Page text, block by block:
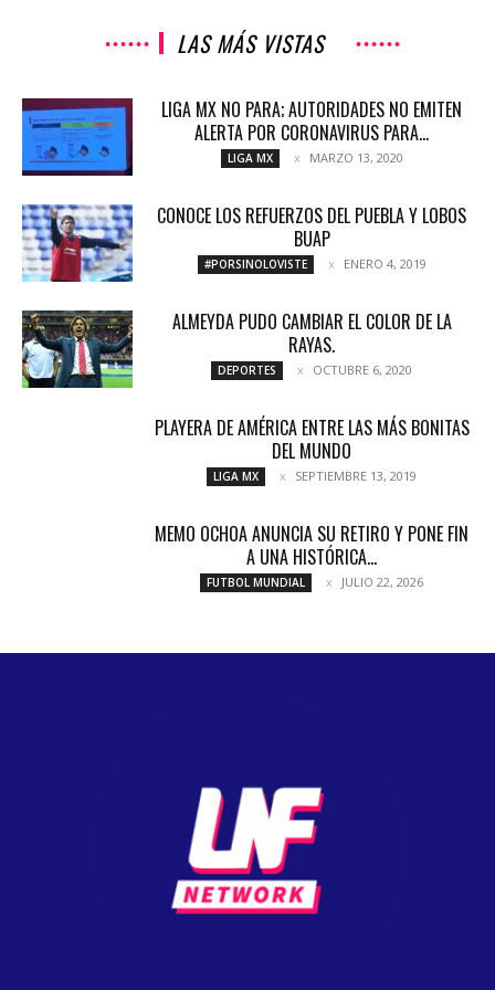
LAS MÁS VISTAS
LIGA MX NO PARA; AUTORIDADES NO EMITEN
ALERTA POR CORONAVIRUS PARA...
LIGA MX MARZO 13, 2020
CONOCE LOS REFUERZOS DEL PUEBLA Y LOBOS
BUAP
#PORSINOLOVISTE ENERO 4, 2019
ALMEYDA PUDO CAMBIAR EL COLOR DE LA
RAYAS.
DEPORTES OCTUBRE 6, 2020
PLAYERA DE AMÉRICA ENTRE LAS MÁS BONITAS
DEL MUNDO
LIGA MX SEPTIEMBRE 13, 2019
MEMO OCHOA ANUNCIA SU RETIRO Y PONE FIN
A UNA HISTÓRICA...
FUTBOL MUNDIAL JULIO 22, 2026